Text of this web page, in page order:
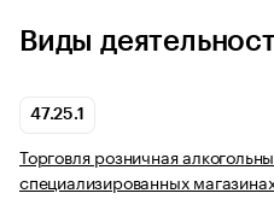
Виды
47.25.1
Торговля розничная
специализированных